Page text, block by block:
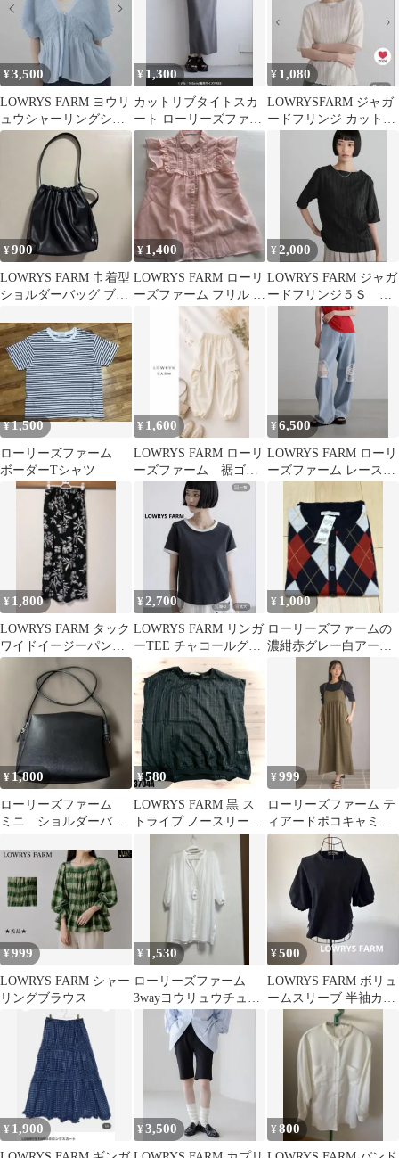
¥3,500
LOWRYS FARM ヨウリ
ュウシャーリングショ
ートフレンチスリーブ
¥ 1,300
カットリブタイトスカ
ート ローリーズファー
ム グレー
¥ 1,080
LOWRYSFARM ジャガ
ードフリンジ カットソ
¥900
LOWRYS FARM 巾着型
ショルダーバッグ ブラ
¥ 1,400
LOWRYS FARM ローリ
ーズファーム フリル ブ
¥ 2,000
LOWRYS FARM ジャガ
ードフリンジ５Ｓ
¥1,500
ローリーズファーム
ボーダーTシャツ
¥ 1,600
LOWRYS FARM ローリ
ーズファーム 裾ゴム
ワークパンツ アイボ
¥6,500
LOWRYS FARM ローリ
ーズファーム レースデ
ニム ダメージレース
¥ 1,800
LOWRYS FARM タック
ワイドイージーパン
ツ 花柄10 M
¥2,700
LOWRYS FARM リンガ
ーTEE チャコールグレ
¥ 1,000
ローリーズファームの
濃紺赤グレー白アーガ
イル柄ウール混カーデ
¥ 1,800
ローリーズファーム
ミニ ショルダーバッ
¥580
LOWRYS FARM 黒 ス
トライプ ノースリーブ
トップス 3704
¥999
ローリーズファーム テ
ィアードポコキャミワ
ンピース ブラウン
¥999
LOWRYS FARM シャー
リングブラウス
¥ 1,530
ローリーズファーム
3wayヨウリュウチュニ
¥500
LOWRYS FARM ボリュ
ームスリーブ 半袖カッ
¥ 1,900 ¥3,500 ¥800